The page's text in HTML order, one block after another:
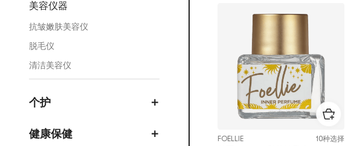
美容仪器
抗皱嫩肤美容仪
脱毛仪
清洁美容仪
个护
健康保健 FOELLIE 10种选择